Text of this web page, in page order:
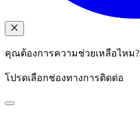
คุณต้องการความช่วยเหลือไหม?
โปรดเลือกช่องทางการติดต่อ